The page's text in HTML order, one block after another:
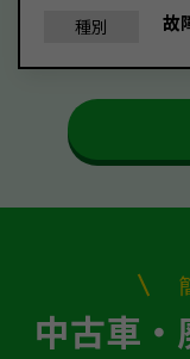
種別 故
中古車